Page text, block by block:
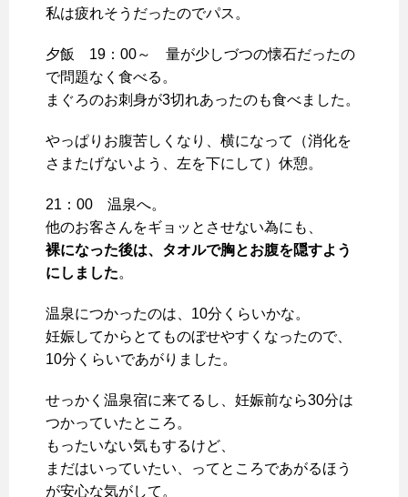
私は疲れそうだったのでパス。
夕飯 19：00～ 量が少しづつの懐石だったの
で問題なく食べる。
まぐろのお刺身が3切れあったのも食べました。
やっぱりお腹苦しくなり、横になって（消化を
さまたげないよう、左を下にして）休憩。
21：00 温泉へ。
他のお客さんをギョッとさせない為にも、
裸になった後は、タオルで胸とお腹を隠すよう
にしました。
温泉につかったのは、10分くらいかな。
妊娠してからとてものぼせやすくなったので、
10分くらいであがりました。
せっかく温泉宿に来てるし、妊娠前なら30分は
つかっていたところ。
もったいない気もするけど、
まだはいっていたい、ってところであがるほう
が安心な気がして。